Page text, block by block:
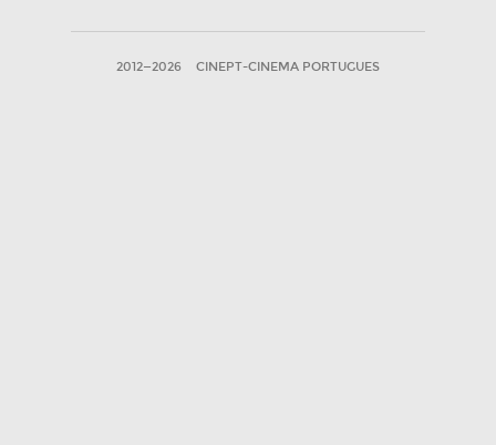
2012—2026 CINEPT-CINEMA PORTUGUES